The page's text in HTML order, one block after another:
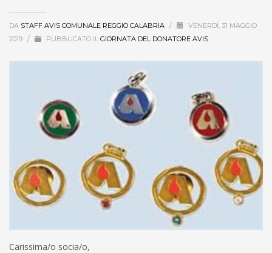
DA STAFF AVIS COMUNALE REGGIO CALABRIA /
VENERDÌ, 31 MAGGIO
2019 / PUBBLICATO IL GIORNATA DEL DONATORE AVIS
Carissima/o socia/o,